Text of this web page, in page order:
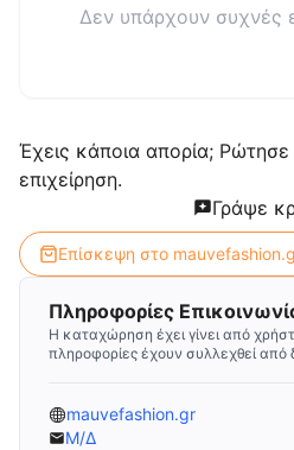
Δεν υπάρχουν συχνές
Έχεις κάποια απορία; Ρώτησε
επιχείρηση.
Γράψε
Επίσκεψη στο
Πληροφορίες
Η καταχώρηση έχει γίνει από
πληροφορίες έχουν συλλεχθεί από
mauvefashion.gr
Μ/Δ